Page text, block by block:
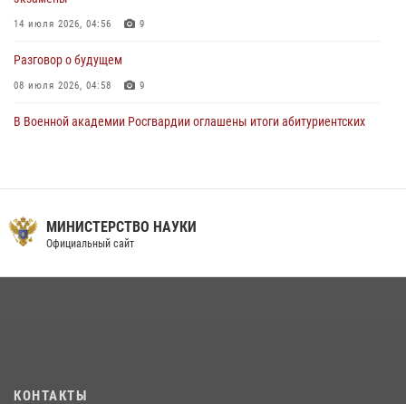
14 июля 2026, 04:56 9
Разговор о будущем
08 июля 2026, 04:58 9
В Военной академии Росгвардии оглашены итоги абитуриентских
09 июля 2026, 11:58 9
МИНИСТЕРСТВО НАУКИ
Официальный сайт
КОНТАКТЫ